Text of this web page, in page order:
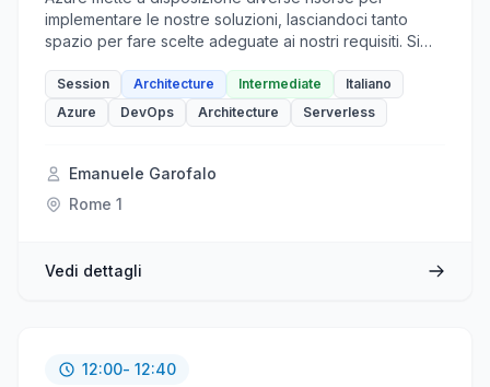
their patients.
implementare le nostre soluzioni, lasciandoci tanto
spazio per fare scelte adeguate ai nostri requisiti. Si
fattura molti clienti rimangono un po' sorpresi dei costi.
Esiste un modo per contenere i costi e per non
rischiare che quelli variabili ci sfuggano di mano? La
scoprire il pillar del Cost Management all'interno del
Well Architected Framework, un insieme di linee guida
e best practice per l'ottimizzazione dei costi in Azure.
Session Architecture Intermediate
Italiano
Azure
DevOps Architecture Serverless
Emanuele Garofalo
Rome 1
Vedi dettagli
12:00- 12:40